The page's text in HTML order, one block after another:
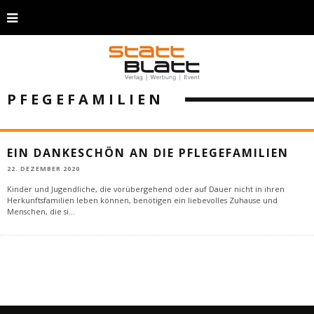
PFEGEFAMILIEN
EIN DANKESCHÖN AN DIE PFLEGEFAMILIEN
22. DEZEMBER 2020
Kinder und Jugendliche, die vorübergehend oder auf Dauer nicht in ihren
Herkunftsfamilien leben können, benötigen ein liebevolles Zuhause und
Menschen, die si...